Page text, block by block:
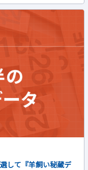
して『羊飼い秘蔵デ